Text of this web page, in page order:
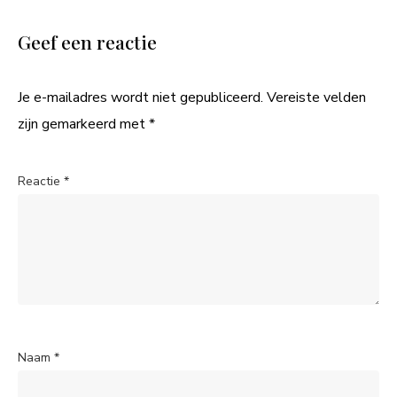
Geef een reactie
Je e-mailadres wordt niet gepubliceerd. Vereiste velden
zijn gemarkeerd met*
Reactie *
Naam *